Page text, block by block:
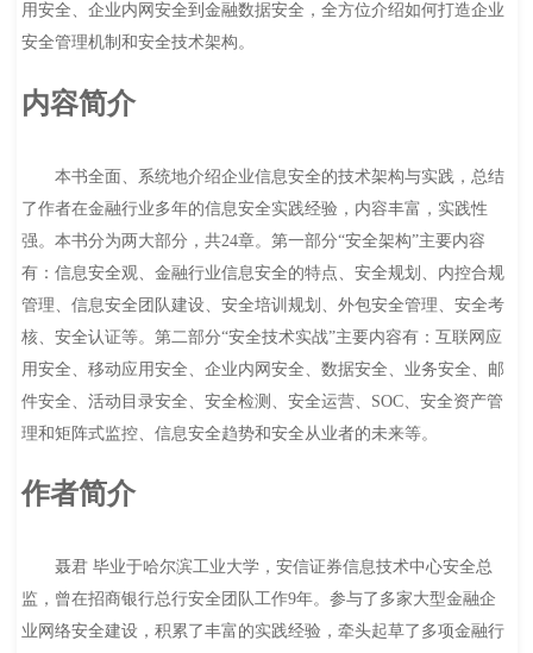
用安全、企业内网安全到金融数据安全，全方位介绍如何打造企业
安全管理机制和安全技术架构。
内容简介
本书全面、系统地介绍企业信息安全的技术架构与实践，总结
了作者在金融行业多年的信息安全实践经验，内容丰富，实践性
强。本书分为两大部分，共24章。第一部分“安全架构”主要内容
有：信息安全观、金融行业信息安全的特点、安全规划、内控合规
管理、信息安全团队建设、安全培训规划、外包安全管理、安全考
核、安全认证等。第二部分“安全技术实战”主要内容有：互联网应
用安全、移动应用安全、企业内网安全、数据安全、业务安全、邮
件安全、活动目录安全、安全检测、安全运营、SOC、安全资产管
理和矩阵式监控、信息安全趋势和安全从业者的未来等。
作者简介
聂君 毕业于哈尔滨工业大学，安信证券信息技术中心安全总
监，曾在招商银行总行安全团队工作9年。参与了多家大型金融企
业网络安全建设，积累了丰富的实践经验，牵头起草了多项金融行